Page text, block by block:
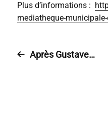
Plus d’informations :
mediatheque-
Après Gustave…